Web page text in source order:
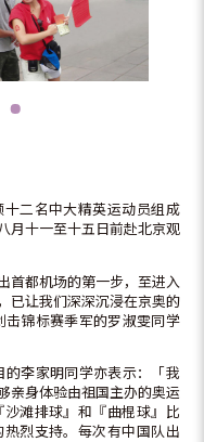
二名中大精英运动员组成
月十一至十五日前赴北京观
首都机场的第一步，至进入
已让我们深深沉浸在京奥的
锦标赛季军的罗淑雯同学
李家明同学亦表示：「我
亲身体验由祖国主办的奥运
滩排球』和『曲棍球』比
烈支持。每次有中国队出